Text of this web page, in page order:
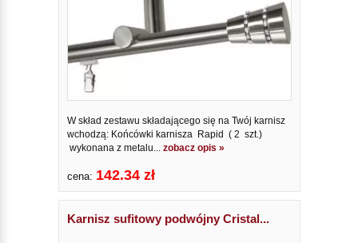
W skład zestawu składającego się na Twój karnisz
wchodzą: Końcówki karnisza Rapid ( 2 szt.)
wykonana z metalu... zobacz opis »
cena: 142.34 zł
Karnisz sufitowy podwójny Cristal...